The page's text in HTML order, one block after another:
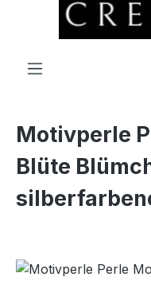
Motivperle
Blüte